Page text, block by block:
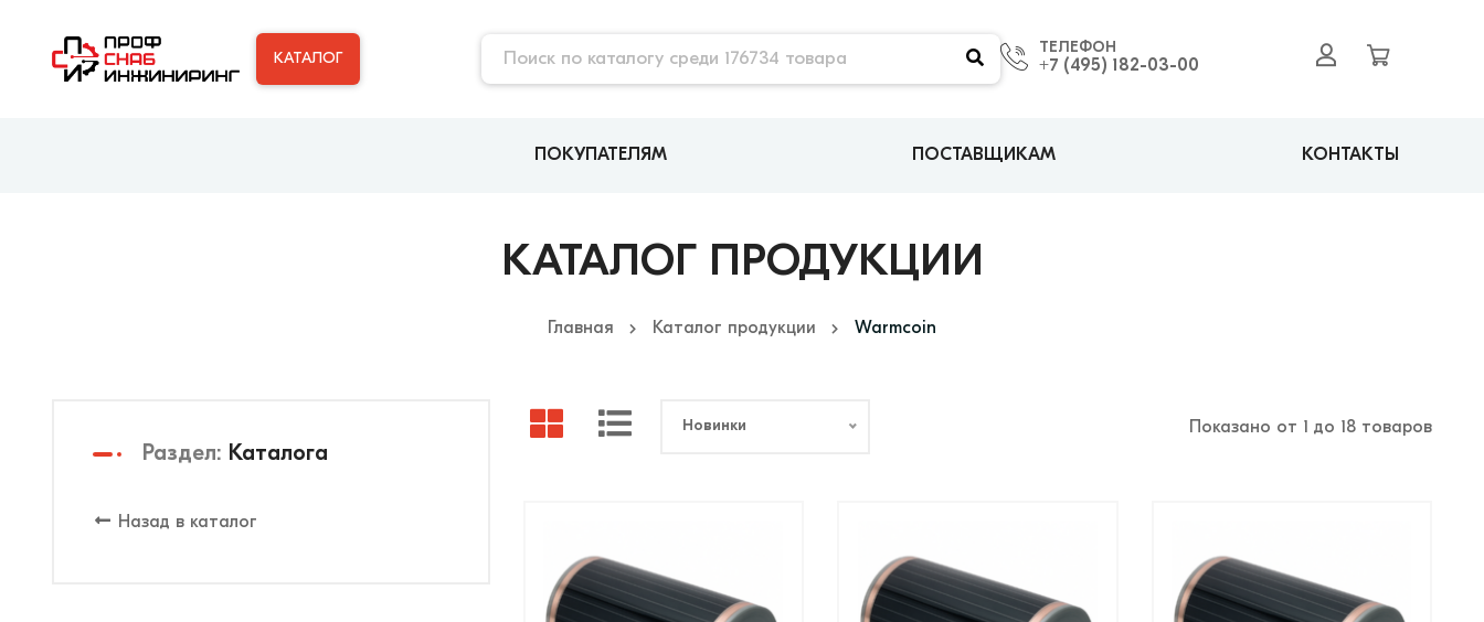
КАТАЛОГ
ТЕЛЕФОН
+7 (495) 182-03-00
ПОКУПАТЕЛЯМ ПОСТАВЩИКАМ КОНТАКТЫ
Главная Каталог продукции Warmcoin
КАТАЛОГ ПРОДУКЦИИ
Новинки Показано от 1 до 18 товаров
Раздел: Каталога
Назад в каталог